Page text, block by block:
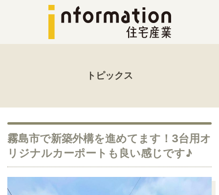
トピックス
霧島市で新築外構を進めてます！3台用オ
リジナルカーポートも良い感じです♪